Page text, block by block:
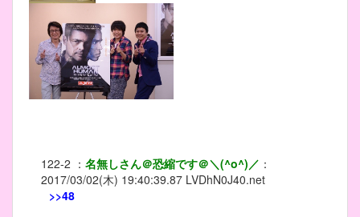
122-2 ： 名無しさん＠恐縮です＠＼(^o^)／ ：
2017/03/02(木) 19:40:39.87 LVDhN0J40.net
>>48